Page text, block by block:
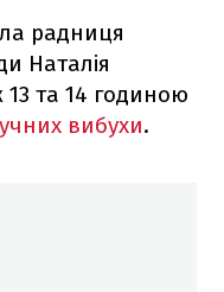
радниця
Наталія
13 та 14 годиною
вибухи.